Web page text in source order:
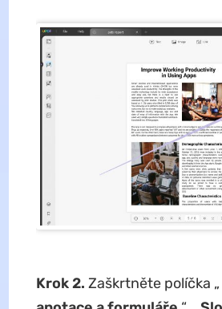
Krok 2. Zaškrtněte políčka „